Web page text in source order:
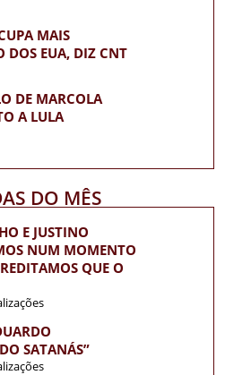
MAIS
DOS EUA, DIZ CNT
DE MARCOLA
A LULA
DO MÊS
E JUSTINO
NUM MOMENTO
QUE O
SATANÁS”